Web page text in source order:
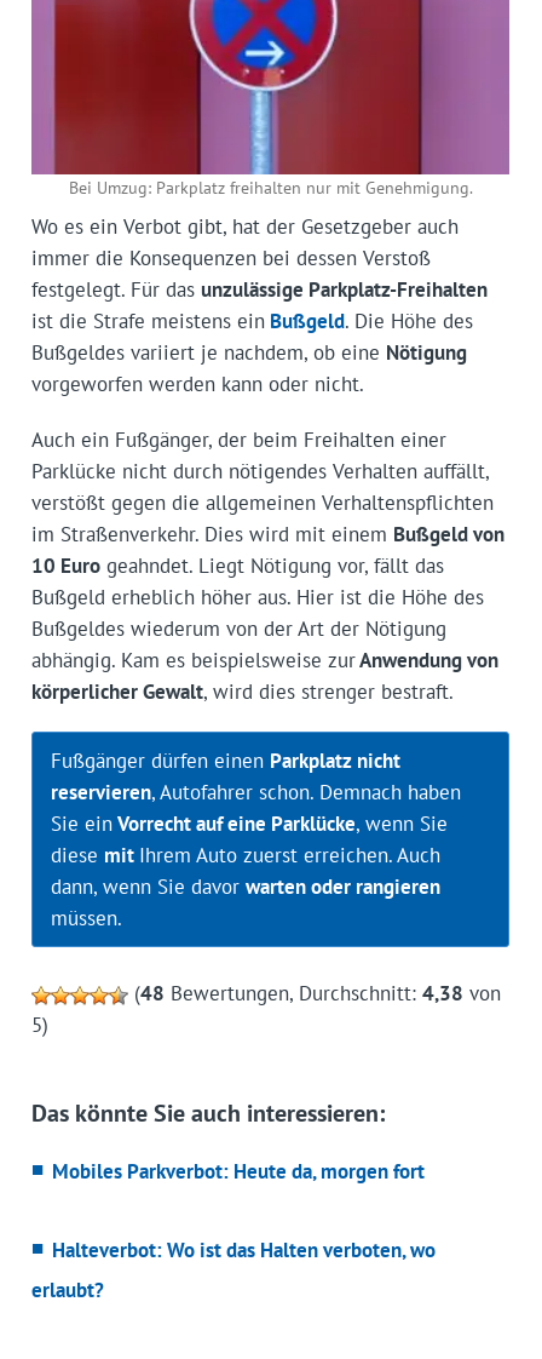
Bei Umzug: Parkplatz freihalten nur mit Genehmigung.
Wo es ein Verbot gibt, hat der Gesetzgeber auch
immer die Konsequenzen bei dessen Verstoß
festgelegt. Für das unzulässige Parkplatz-Freihalten
ist die Strafe meistens einBußgeld. Die Höhe des
Bußgeldes variiert je nachdem, ob eine Nötigung
vorgeworfen werden kann oder nicht.
Auch ein Fußgänger, der beim Freihalten einer
Parklücke nicht durch nötigendes Verhalten auffällt,
verstößt gegen die allgemeinen Verhaltenspflichten
im Straßenverkehr. Dies wird mit einem Bußgeld von
10 Eurogeahndet. Liegt Nötigung vor, fällt das
Bußgeld erheblich höher aus. Hier ist die Höhe des
Bußgeldes wiederum von der Art der Nötigung
abhängig. Kam es beispielsweise zurAnwendung von
körperlicher Gewalt, wird dies strenger bestraft.
Fußgänger dürfen einen Parkplatz nicht
reservieren, Autofahrer schon. Demnach haben
Sie einVorrecht auf eine Parklücke, wenn Sie
diese mit Ihrem Auto zuerst erreichen. Auch
dann, wenn Sie davor warten oder rangieren
müssen.
(48 Bewertungen, Durchschnitt: 4,38 von
5)
Das könnte Sie auch interessieren:
Mobiles Parkverbot: Heute da, morgen fort
Halteverbot: Wo ist das Halten verboten, wo
erlaubt?